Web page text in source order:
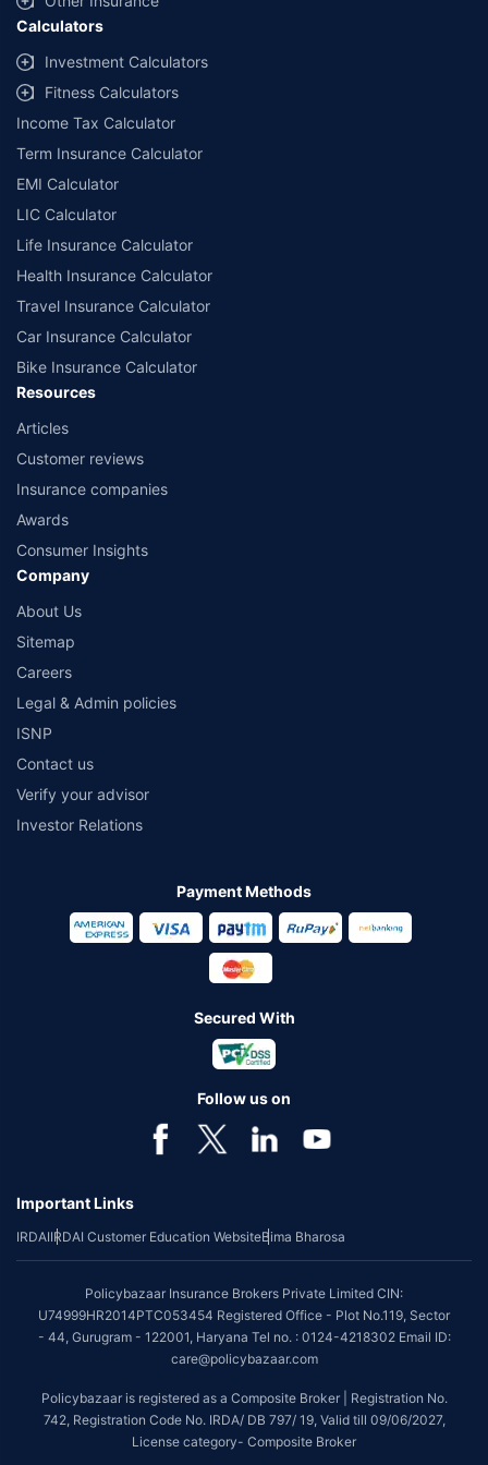
Calculators
Investment Calculators
Fitness Calculators
Income Tax Calculator
Term Insurance Calculator
EMI Calculator
LIC Calculator
Life Insurance Calculator
Health Insurance Calculator
Travel Insurance Calculator
Car Insurance Calculator
Bike Insurance Calculator
Resources
Articles
Customer reviews
Insurance companies
Awards
Consumer Insights
Company
About Us
Sitemap
Careers
Legal & Admin policies
ISNP
Contact us
Verify your advisor
Investor Relations
Payment Methods
Secured With
Follow us on
Important Links
IRDAIIRDAI Customer Education WebsiteBima Bharosa
Policybazaar Insurance Brokers Private Limited CIN:
U74999HR2014PTC053454 Registered Office - Plot No.119, Sector
- 44, Gurugram - 122001, Haryana Tel no. : 0124-4218302 Email ID:
care@policybazaar.com
Policybazaar is registered as a Composite Broker | Registration No.
742, Registration Code No. IRDA/ DB 797/ 19, Valid till 09/06/2027,
License category- Composite Broker